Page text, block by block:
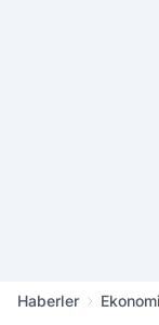
Haberler Ekonomi